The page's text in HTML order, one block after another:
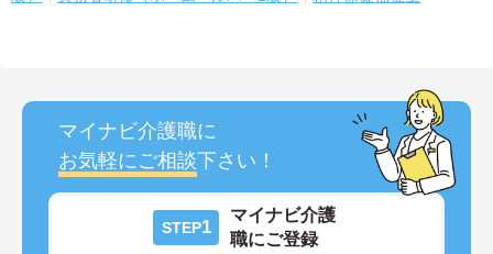
マイナビ介護職に
お気軽にご相談下さい！
STEP1
マイナビ介護
職にご登録